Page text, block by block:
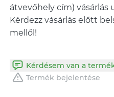
átvevőhely cím) vásárlás
Kérdezz vásárlás előtt
Kérdésem van a
Termék bejelentése